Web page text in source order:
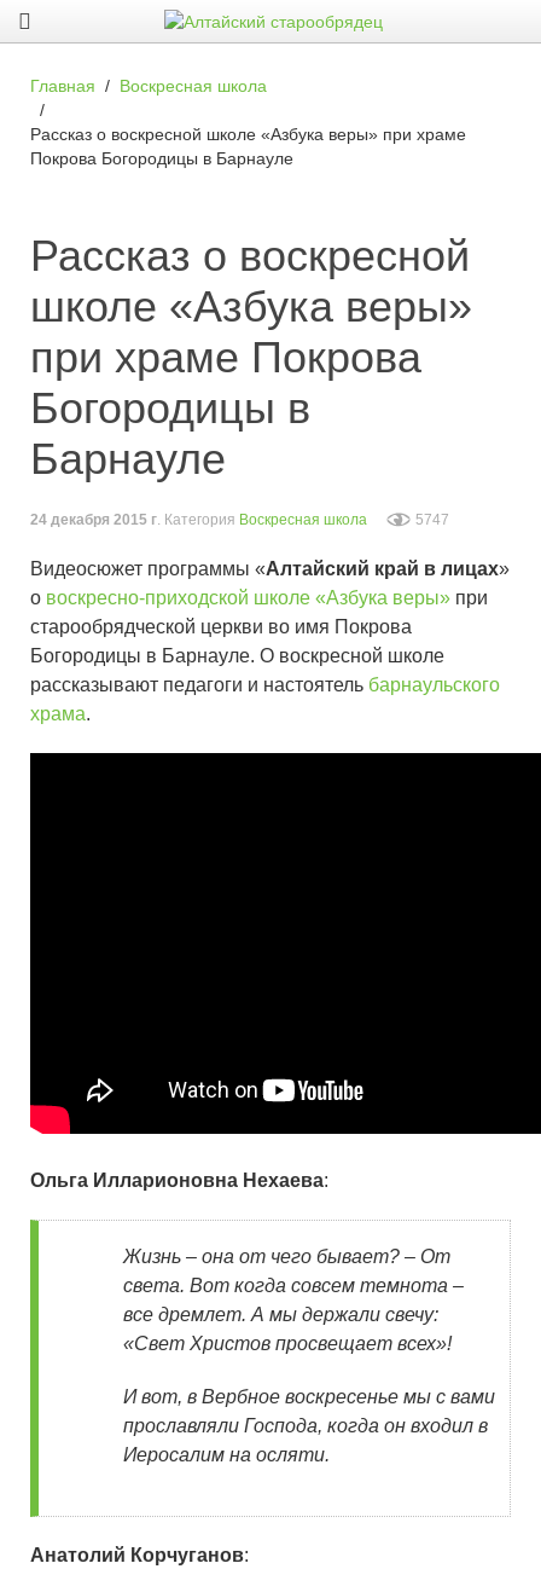
Главная Воскресная школа
Рассказ о воскресной школе «Азбука веры» при храме
Покрова Богородицы в Барнауле
Рассказ о воскресной
школе «Азбука веры»
при храме Покрова
Богородицы в
Барнауле
24 декабря 2015 г. Категория Воскресная школа 5747
Видеосюжет программы «Алтайский край в лицах»
о воскресно-приходской школе «Азбука веры» при
старообрядческой церкви во имя Покрова
Богородицы в Барнауле. О воскресной школе
рассказывают педагоги и настоятель барнаульского
храма.
Ольга Илларионовна Нехаева:
Жизнь – она от чего бывает? – От
света. Вот когда совсем темнота –
все дремлет. А мы держали свечу:
«Свет Христов просвещает всех»!
И вот, в Вербное воскресенье мы с вами
прославляли Господа, когда он входил в
Иеросалим на осляти.
Анатолий Корчуганов: